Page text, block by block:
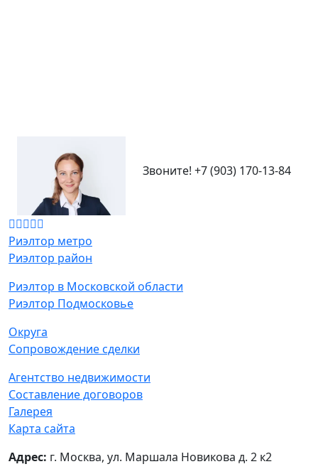
Звоните! +7 (903) 170-13-84
Риэлтор метро
Риэлтор район
Риэлтор в Московской области
Риэлтор Подмосковье
Округа
Сопровождение сделки
Агентство недвижимости
Составление договоров
Галерея
Карта сайта
Адрес: г. Москва, ул. Маршала Новикова д. 2 к2